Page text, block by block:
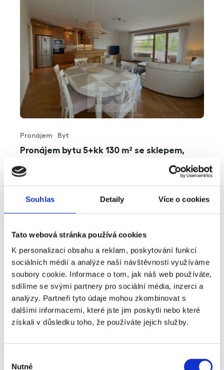
Souhlas Detaily Více o cookies
Tato webová stránka používá cookies
K personalizaci obsahu a reklam, poskytování funkcí
sociálních médií a analýze naší návštěvnosti využíváme
soubory cookie. Informace o tom, jak náš web používáte,
sdílíme se svými partnery pro sociální média, inzerci a
analýzy. Partneři tyto údaje mohou zkombinovat s
dalšími informacemi, které jste jim poskytli nebo které
získali v důsledku toho, že používáte jejich služby.
Nutné
Pronájem bytu 5+kk 130 m² se sklepem,
Typ nabídky
Pronájem
Typ nemovitosti
Byt
funkce
parkování sklep výtah
cena
49 000 Kč